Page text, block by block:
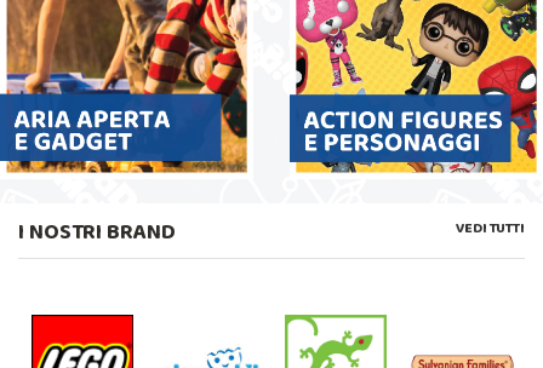
I NOSTRI BRAND VEDI TUTTI